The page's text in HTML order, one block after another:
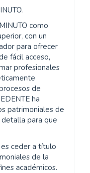
como
con un
para ofrecer
fácil acceso,
profesionales
de
ha
patrimoniales de
para que
ceder a título
de la
académicos.